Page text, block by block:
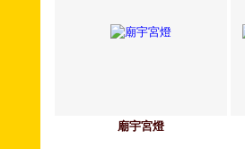
廟宇宮燈